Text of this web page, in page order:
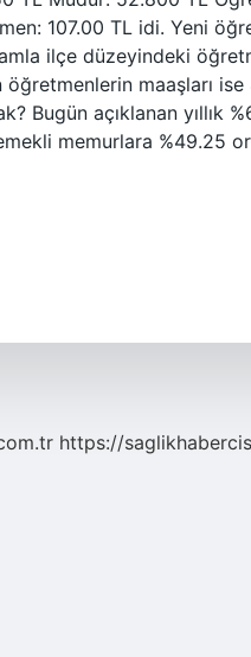
107.00 TL idi. Yeni
ilçe düzeyindeki
maaşları
Bugün açıklanan yıllık
memurlara %49.25
https://